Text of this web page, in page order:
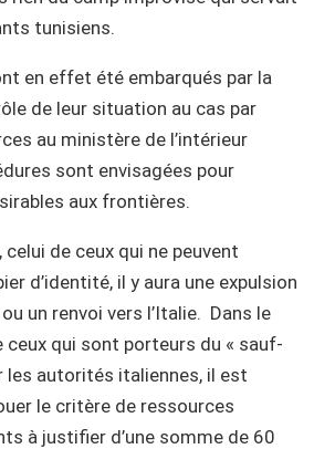
tunisiens.
en effet été embarqués par la
de leur situation au cas par
au ministère de l’intérieur
sont envisagées pour
aux frontières.
celui de ceux qui ne peuvent
d’identité, il y aura une expulsion
un renvoi vers l’Italie. Dans le
ceux qui sont porteurs du « sauf-
les autorités italiennes, il est
le critère de ressources
à justifier d’une somme de 60